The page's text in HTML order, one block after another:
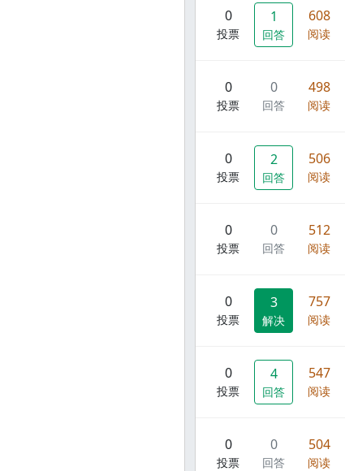
0
投票
1
回答
608
阅读
0
投票
0
回答
498
阅读
0
投票
2
回答
506
阅读
0
投票
0
回答
512
阅读
0
投票
3
解决
757
阅读
0
投票
4
回答
547
阅读
0
投票
0
回答
504
阅读